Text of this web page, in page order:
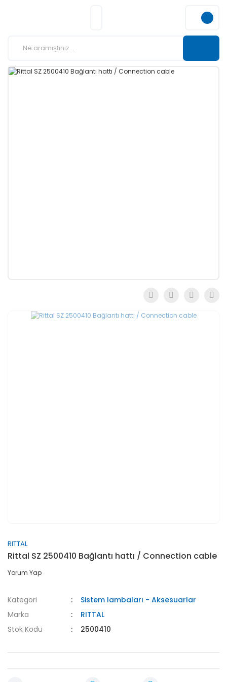
RITTAL
Rittal SZ 2500410 Bağlantı hattı / Connection cable
Yorum Yap
Kategori
Sistem lambaları - Aksesuarlar
Marka
RITTAL
Stok Kodu
2500410